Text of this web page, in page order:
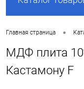
Главная страница •
МДФ плита
Кастамону F